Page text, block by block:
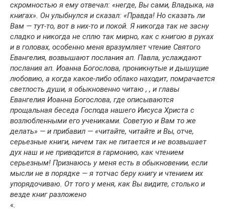
скромностью я ему отвечал: «негде, Вы сами, Владыка, на
книгах». Он улыбнулся и сказал: «Правда! Но сказать ли
Вам — тут-то, вот в них-то и покой. Я никогда так не засну
сладко и никогда не сплю так мирно, как с книгою в руках
и в головах, особенно меня вразумляет чтение Святого
Евангелия, возвышают послания ап. Павла, услаждают
послания ап. Иоанна Богослова, проникнутые и дышущие
любовию, а когда какое-либо облако находит, помрачается
светлость души, я обыкновенно читаю , , и главы
Евангелия Иоанна Богослова, где описываются
прощальная беседа Господа нашего Иисуса Христа с
возлюбленными его учениками. Советую и Вам то же
делать» — и прибавил — «читайте, читайте и Вы, отче,
серьезные книги, ничем так не питается и не возвышает
дух наш и не приводится в гармонию, как чтением
серьезным! Признаюсь у меня есть в обыкновении, если
мысли не в порядке — я тотчас беру книгу и чтением их
упорядочиваю. От того у меня, как Вы видите, столько и
везде книг разложено
«.